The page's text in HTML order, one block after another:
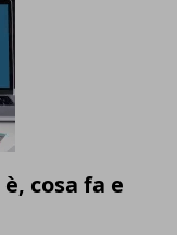
cosa fa e